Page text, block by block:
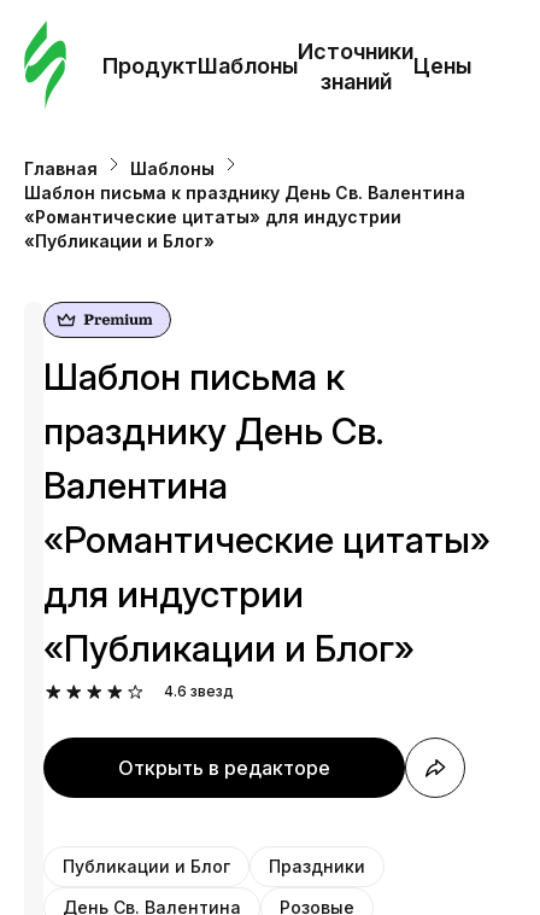
ПродуктШаблоны
Источники
знаний
Цены
Главная
Шаблоны
Шаблон письма к празднику День Св. Валентина
«Романтические цитаты» для индустрии
«Публикации и Блог»
Шаблон письма к
празднику День Св.
Валентина
«Романтические цитаты»
для индустрии
«Публикации и Блог»
4.6 звезд
Открыть в редакторе
Публикации и Блог
Праздники
День Св. Валентина
Розовые